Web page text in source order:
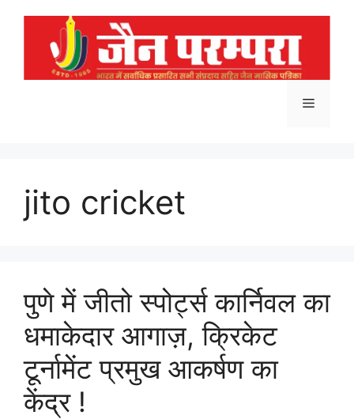
Menu
jito cricket
पुणे में जीतो स्पोर्ट्स कार्निवल का
धमाकेदार आगाज़, क्रिकेट
टूर्नामेंट प्रमुख आकर्षण का
केंद्र !